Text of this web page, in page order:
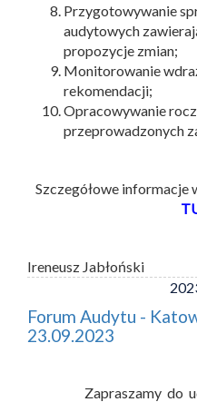
Przygotowywanie
audytowych
propozycje zmian;
Monitorowanie
rekomendacji;
Opracowywanie
przeprowadzonych
Szczegółowe informacje
Ireneusz Jabłoński
Forum Audytu -
23.09.2023
Zapraszamy do